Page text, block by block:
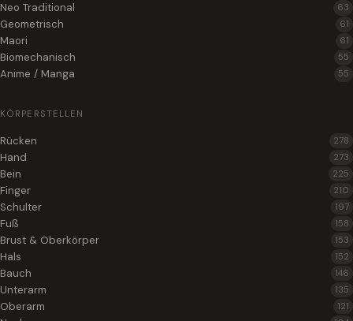
Neo Traditional 63
Geometrisch 61
Maori 61
Biomechanisch 55
Anime / Manga 55
KÖRPERSTELLEN
Rücken 278
Hand 273
Bein 225
Finger 210
Schulter 197
Fuß 158
Brust & Oberkörper 153
Hals 152
Bauch 146
Unterarm 135
Oberarm 121